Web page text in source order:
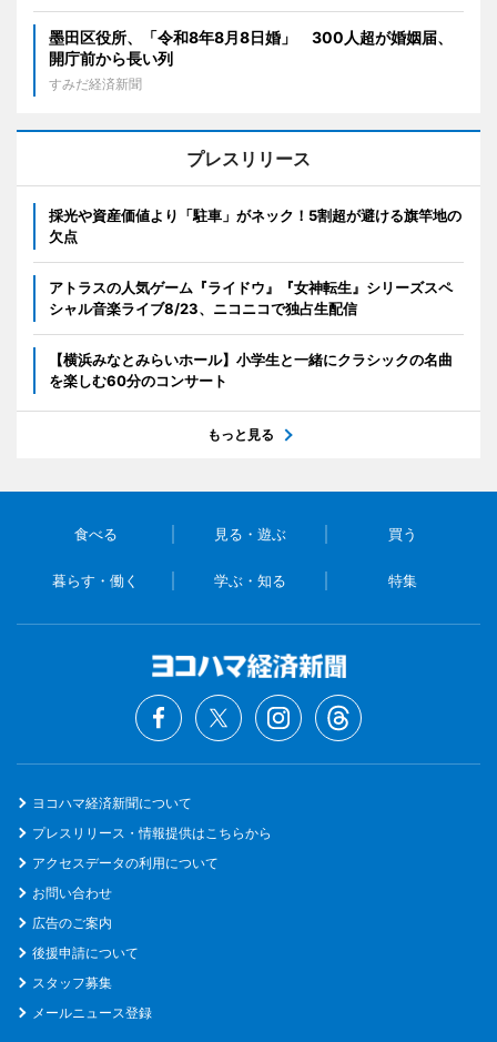
墨田区役所、「令和8年8月8日婚」 300人超が婚姻届、
開庁前から長い列
すみだ経済新聞
プレスリリース
採光や資産価値より「駐車」がネック！5割超が避ける旗竿地の
欠点
アトラスの人気ゲーム『ライドウ』『女神転生』シリーズスペ
シャル音楽ライブ8/23、ニコニコで独占生配信
【横浜みなとみらいホール】小学生と一緒にクラシックの名曲
を楽しむ60分のコンサート
もっと見る
食べる 見る・遊ぶ 買う
暮らす・働く 学ぶ・知る 特集
ヨコハマ経済新聞について
プレスリリース・情報提供はこちらから
アクセスデータの利用について
お問い合わせ
広告のご案内
後援申請について
スタッフ募集
メールニュース登録